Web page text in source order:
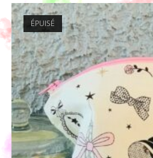
ÉPUISÉ